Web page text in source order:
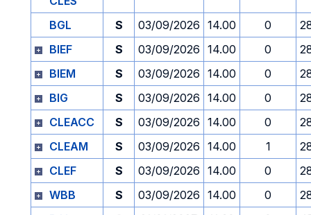
BGL S 03/09/2026 14.00 0
BIEF
S 03/09/2026 14.00 0
BIEM
S 03/09/2026 14.00 0
BIG
S 03/09/2026 14.00 0
CLEACC
S 03/09/2026 14.00 0
CLEAM
S 03/09/2026 14.00 1
CLEF
S 03/09/2026 14.00 0
WBB
S 03/09/2026 14.00 0